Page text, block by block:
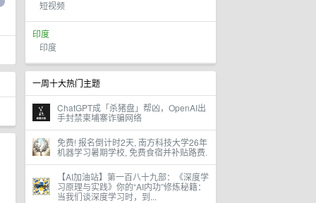
短视频
印度
印度
一周十大热门主题
ChatGPT成「杀猪盘」帮凶，OpenAI出
手封禁柬埔寨诈骗网络
免费! 报名倒计时2天, 南方科技大学26年
机器学习暑期学校, 免费食宿并补贴路费.
【AI加油站】第一百八十九部：《深度学
习原理与实践》你的“AI内功”修炼秘籍：
当我们谈深度学习时，到...